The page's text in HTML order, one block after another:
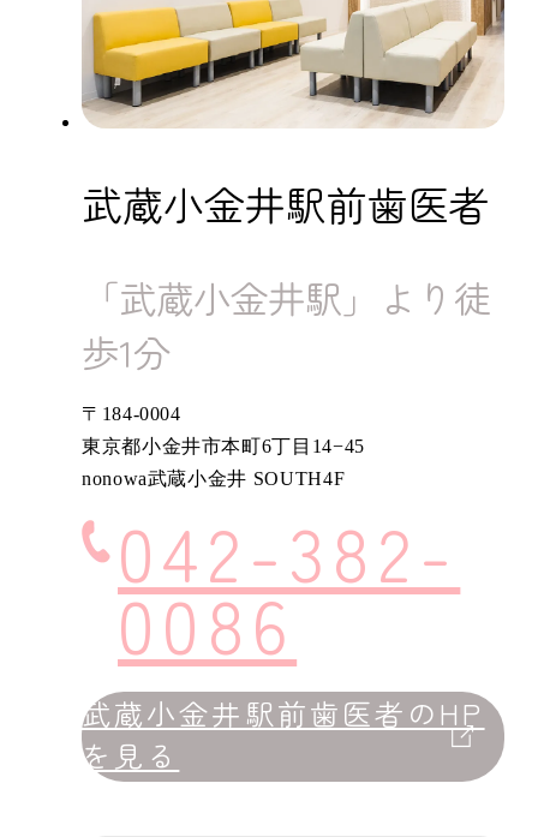
武蔵小金井駅前歯医者
「武蔵小金井駅」より徒
歩1分
〒184-0004
東京都小金井市本町6丁目14−45
nonowa武蔵小金井 SOUTH4F
042-382-
0086
武蔵小金井駅前歯医者のHP
を見る